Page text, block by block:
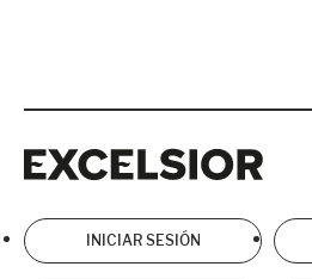
INICIAR SESIÓN